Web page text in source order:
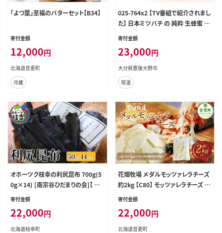
「よつ葉」至福のバターセット【B34】
寄付金額
12,000円
北海道音更町
冷蔵
025-764x2 【TV番組で紹介されまし
た】 日本ミツバチ の 純粋 生蜂蜜 44
0g ハチミツ はちみつ 国産 生はちみ
寄付金額
23,000円
大分県豊後大野市
常温
オホーツク枝幸の利尻昆布 700g(5
0g×14) [南宗谷ひだまりの会]【 昆
布 利尻昆布 高級昆布 お出汁 コン
料無料 】
寄付金額
22,000円
北海道枝幸町
花畑牧場 メダルモッツァレラチーズ
約2kg 【C80】 モッツァレラチーズ 北
海道産
寄付金額
22,000円
北海道音更町